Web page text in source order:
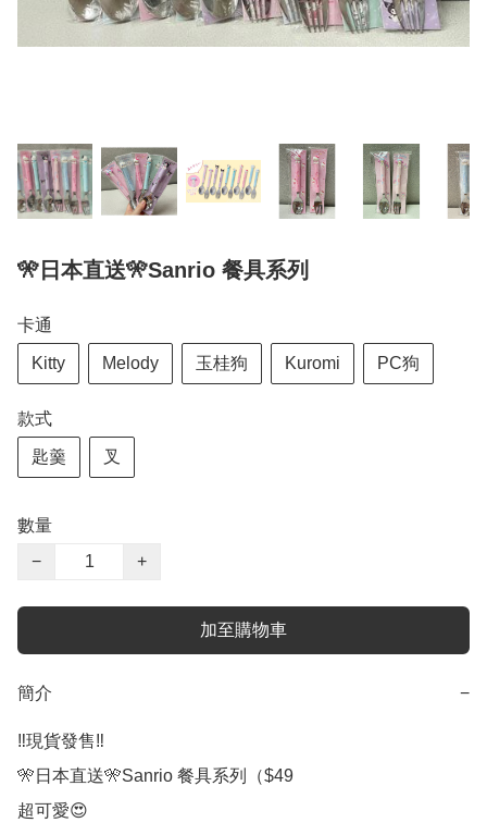
🎌日本直送🎌Sanrio 餐具系列
卡通
Kitty Melody 玉桂狗 Kuromi PC狗
款式
匙羹 叉
數量
−
+
加至購物車
簡介 −
‼️現貨發售‼️
🎌日本直送🎌Sanrio 餐具系列（$49
超可愛😍